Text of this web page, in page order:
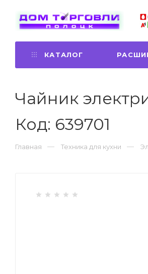
КАТАЛОГ
Чайник
Код: 639701
Главная Техника для кухни